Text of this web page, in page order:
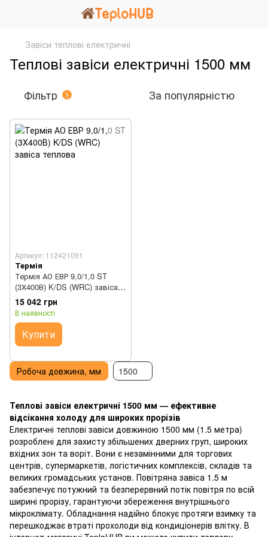
Завіси теплові електричні
Теплові завіси електричні 1500 мм — ефективне
відсікання холоду для широких прорізів
Електричні теплові завіси довжиною 1500 мм (1.5 метра)
розроблені для захисту збільшених дверних груп, широких
вхідних зон та воріт. Вони є незамінними для торгових
центрів, супермаркетів, логістичних комплексів, складів та
великих громадських установ. Повітряна завіса 1.5 м
забезпечує потужний та безперервний потік повітря по всій
ширині прорізу, гарантуючи збереження внутрішнього
мікроклімату. Обладнання надійно блокує протяги взимку та
перешкоджає втраті прохолоди від кондиціонерів влітку. В
Теплові завіси електричні 1500 мм
Фільтр 1 За популярністю
Артикул: 112421091
Термія
Термія АО ЕВР 9,0/1,0 ST
(3Х400В) K/DS (WRC) завіса
теплова
15 042 грн
В наявності
Купити
Робоча довжина, мм 1500